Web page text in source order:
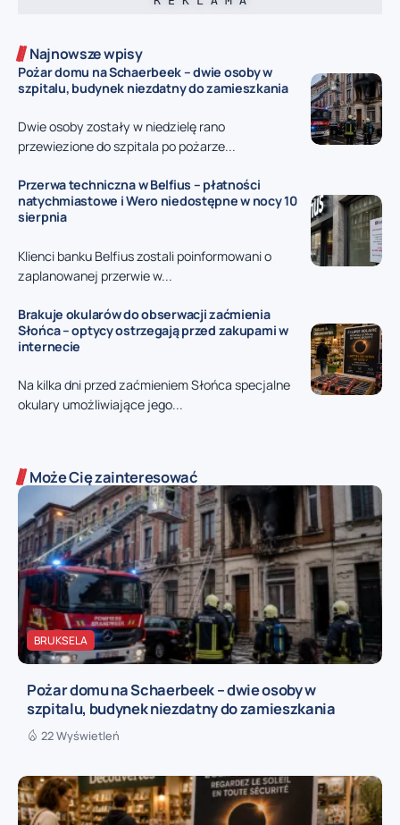
Najnowsze wpisy
Pożar domu na Schaerbeek – dwie osoby w
szpitalu, budynek niezdatny do zamieszkania
Dwie osoby zostały w niedzielę rano
przewiezione do szpitala po pożarze...
Przerwa techniczna w Belfius – płatności
natychmiastowe i Wero niedostępne w nocy 10
sierpnia
Klienci banku Belfius zostali poinformowani o
zaplanowanej przerwie w...
Brakuje okularów do obserwacji zaćmienia
Słońca – optycy ostrzegają przed zakupami w
internecie
Na kilka dni przed zaćmieniem Słońca specjalne
okulary umożliwiające jego...
Może Cię zainteresować
BRUKSELA
Pożar domu na Schaerbeek – dwie osoby w
szpitalu, budynek niezdatny do zamieszkania
22 Wyświetleń